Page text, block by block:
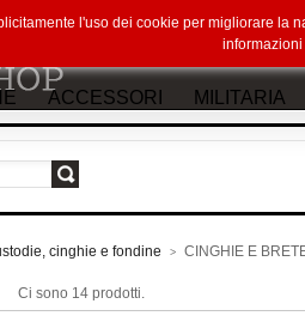
ACCESSORI MILITARIA
cinghie e fondine > CINGHIE E
Ci sono 14 prodotti.
l'uso dei cookie per migliorare la
informazioni